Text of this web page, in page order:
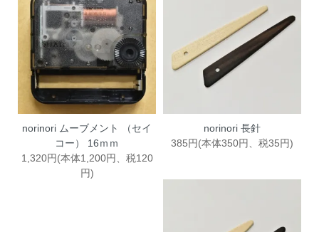
norinori ムーブメント （セイ
コー） 16ｍｍ
1,320円(本体1,200円、税120
円)
norinori 長針
385円(本体350円、税35円)